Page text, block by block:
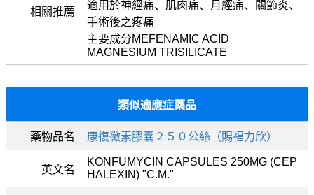
相關推薦
適用於神經痛、肌肉痛、月經痛、關節炎、
手術後之疼痛
主要成分MEFENAMIC ACID
MAGNESIUM TRISILICATE
類似適應症藥品
藥物品名 康復黴素膠囊２５０公絲（賜福力欣）
英文名
KONFUMYCIN CAPSULES 250MG (CEP
HALEXIN) "C.M."